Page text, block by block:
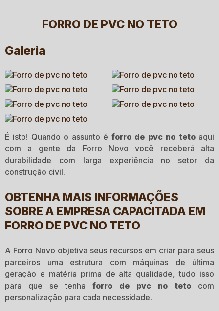
FORRO DE PVC NO TETO
Galeria
É isto! Quando o assunto é forro de pvc no tetoaqui
com a gente da Forro Novo você receberá alta
durabilidade com larga experiência no setor da
construção civil.
OBTENHA MAIS INFORMAÇÕES
SOBRE A EMPRESA CAPACITADA EM
FORRO DE PVC NO TETO
A Forro Novo objetiva seus recursos em criar para seus
parceiros uma estrutura com máquinas de última
geração e matéria prima de alta qualidade, tudo isso
para que se tenha forro de pvc no teto com
personalização para cada necessidade.